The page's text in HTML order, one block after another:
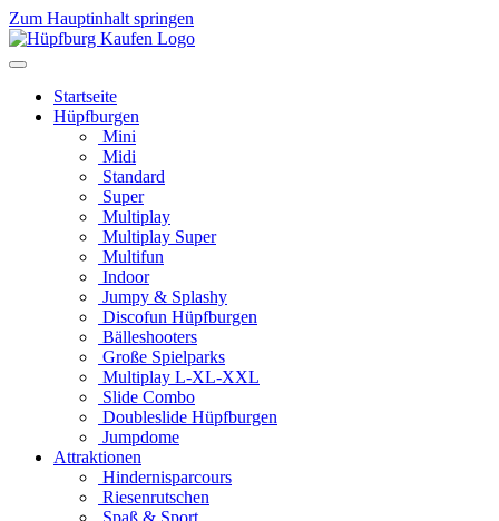
Zum Hauptinhalt springen
Startseite
Hüpfburgen
Mini
Midi
Standard
Super
Multiplay
Multiplay Super
Multifun
Indoor
Jumpy & Splashy
Discofun Hüpfburgen
Bälleshooters
Große Spielparks
Multiplay L-XL-XXL
Slide Combo
Doubleslide Hüpfburgen
Jumpdome
Attraktionen
Hindernisparcours
Riesenrutschen
Spaß & Sport